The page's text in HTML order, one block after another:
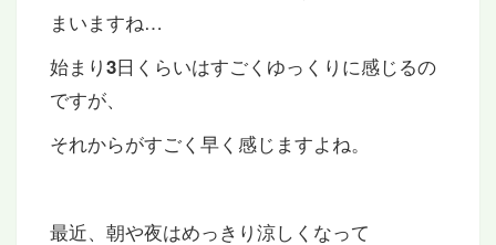
まいますね…
始まり3日くらいはすごくゆっくりに感じるの
ですが、
それからがすごく早く感じますよね。
最近、朝や夜はめっきり涼しくなって